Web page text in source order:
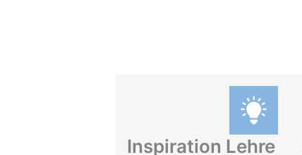
Inspiration Lehre